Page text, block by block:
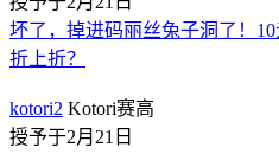
坏了，掉进码丽丝兔子洞了！
折上折？
kotori2 Kotori赛高
授予于2月21日